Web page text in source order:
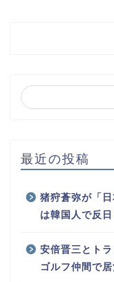
最近の投稿
猪狩蒼弥が「
は韓国人で反
安倍晋三とト
ゴルフ仲間で